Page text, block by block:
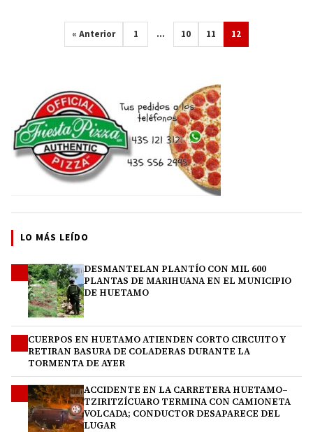
« Anterior 1 … 10 11 12
LO MÁS LEÍDO
DESMANTELAN PLANTÍO CON MIL 600
PLANTAS DE MARIHUANA EN EL MUNICIPIO
DE HUETAMO
CUERPOS EN HUETAMO ATIENDEN CORTO CIRCUITO Y
RETIRAN BASURA DE COLADERAS DURANTE LA
TORMENTA DE AYER
ACCIDENTE EN LA CARRETERA HUETAMO–
TZIRITZÍCUARO TERMINA CON CAMIONETA
VOLCADA; CONDUCTOR DESAPARECE DEL
LUGAR